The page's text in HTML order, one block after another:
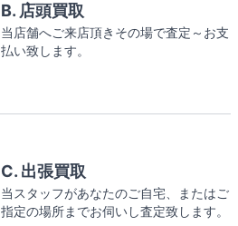
B. 店頭買取
当店舗へご来店頂きその場で査定～お支
払い致します。
C. 出張買取
当スタッフがあなたのご自宅、またはご
指定の場所までお伺いし査定致します。